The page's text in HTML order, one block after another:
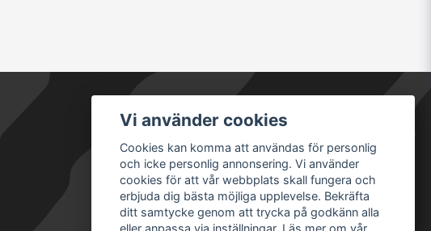
Säkra betalningar
Vi använder cookies
Cookies kan komma att användas för personlig
och icke personlig annonsering. Vi använder
cookies för att vår webbplats skall fungera och
erbjuda dig bästa möjliga upplevelse. Bekräfta
ditt samtycke genom att trycka på godkänn alla